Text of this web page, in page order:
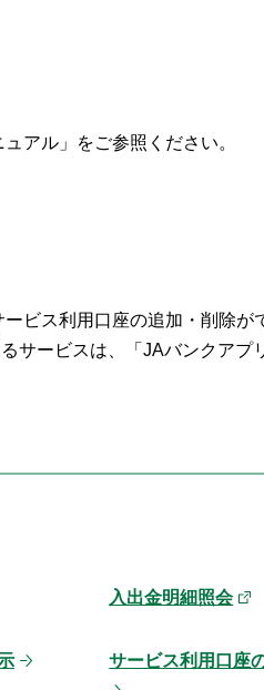
アル」をご参照ください。
ビス利用口座の追加・削除が
サービスは、「JAバンクアプ
入出金明細照会
サービス利用口座